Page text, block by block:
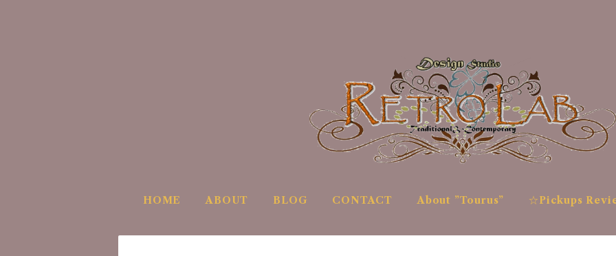
HOME ABOUT BLOG CONTACT About ”Tourus” ☆Pickups